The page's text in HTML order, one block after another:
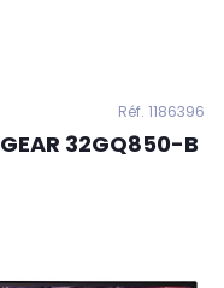
Réf. 1186396
32GQ850-B